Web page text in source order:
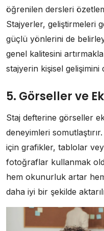
öğrenilen dersleri
Stajyerler, geliştirmeleri
güçlü yönlerini de
genel kalitesini
stajyerin kişisel gelişimini
5. Görseller ve
Staj defterine görseller
deneyimleri
için grafikler, tablolar
fotoğraflar kullanmak
hem okunurluk artar
daha iyi bir şekilde